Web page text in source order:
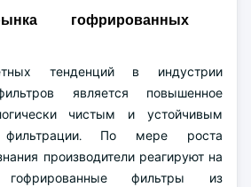
гофрированных
тенденций в индустрии
является повышенное
чистым и устойчивым
По мере роста
производители реагируют на
фильтры из